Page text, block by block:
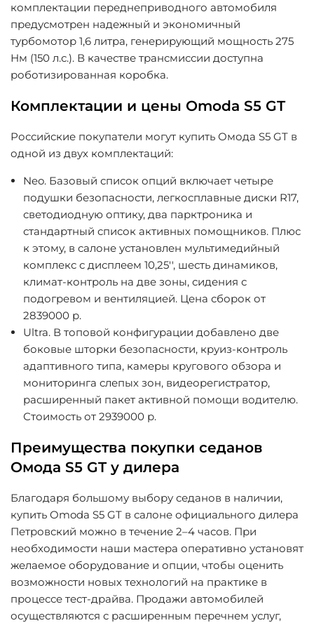
комплектации переднеприводного автомобиля
предусмотрен надежный и экономичный
турбомотор 1,6 литра, генерирующий мощность 275
Нм (150 л.с.). В качестве трансмиссии доступна
роботизированная коробка.
Комплектации и цены Omoda S5 GT
Российские покупатели могут купить Омода S5 GT в
одной из двух комплектаций:
Neo. Базовый список опций включает четыре
подушки безопасности, легкосплавные диски R17,
светодиодную оптику, два парктроника и
стандартный список активных помощников. Плюс
к этому, в салоне установлен мультимедийный
комплекс с дисплеем 10,25'', шесть динамиков,
климат-контроль на две зоны, сидения с
подогревом и вентиляцией. Цена сборок от
2839000 р.
Ultra. В топовой конфигурации добавлено две
боковые шторки безопасности, круиз-контроль
адаптивного типа, камеры кругового обзора и
мониторинга слепых зон, видеорегистратор,
расширенный пакет активной помощи водителю.
Стоимость от 2939000 р.
Преимущества покупки седанов
Омода S5 GT у дилера
Благодаря большому выбору седанов в наличии,
купить Omoda S5 GT в салоне официального дилера
Петровский можно в течение 2–4 часов. При
необходимости наши мастера оперативно установят
желаемое оборудование и опции, чтобы оценить
возможности новых технологий на практике в
процессе тест-драйва. Продажи автомобилей
осуществляются с расширенным перечнем услуг,